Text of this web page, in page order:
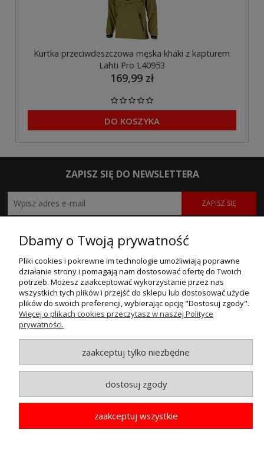
Kurtka przeciwdeszczowa męska khaki z kapturem
Lahti Pro L40953
169,99 zł
DO KOSZYKA
ZAPISZ SIĘ DO NEWSLETTERA
ZAPISZ SIĘ
MOJE KONTO
PŁATNOŚCI I DOSTAWA
INFORMACJE
O NAS
© MAXSOTE 2026.Wszystkie prawa zastrzeżone.
pokaż pełną wersję strony
Dbamy o Twoją prywatność
Pliki cookies i pokrewne im technologie umożliwiają poprawne
działanie strony i pomagają nam dostosować ofertę do Twoich
potrzeb. Możesz zaakceptować wykorzystanie przez nas
wszystkich tych plików i przejść do sklepu lub dostosować użycie
plików do swoich preferencji, wybierając opcję "Dostosuj zgody".
Więcej o plikach cookies przeczytasz w naszej Polityce
prywatności.
zaakceptuj tylko niezbędne
dostosuj zgody
zaakceptuj wszystkie